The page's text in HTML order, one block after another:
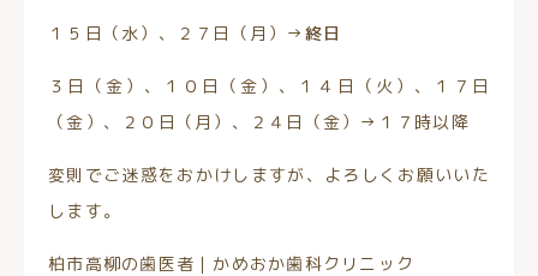
１５日（水）、２７日（月）→ 終日
３日（金）、１０日（金）、１４日（火）、１７日
（金）、２０日（月）、２４日（金）→１７時以降
変則でご迷惑をおかけしますが、よろしくお願いいた
します。
柏市高柳の歯医者｜かめおか歯科クリニック